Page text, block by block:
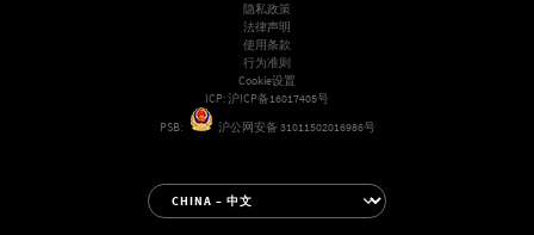
隐私政策
法律声明
使用条款
行为准则
Cookie设置
ICP:沪ICP备16017405号
PSB:
沪公网安备 31011502016986号